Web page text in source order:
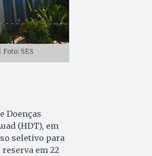
SES
Doenças
(HDT), em
seletivo para
em 22